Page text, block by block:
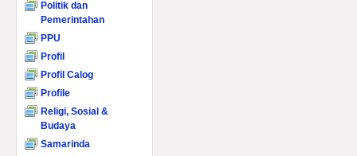
Politik dan
Pemerintahan
PPU
Profil
Profil Calog
Profile
Religi, Sosial &
Budaya
Samarinda